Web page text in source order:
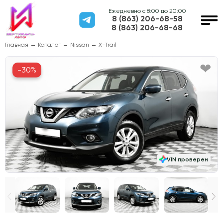
Ежедневно с 8:00 до 20:00
8 (863) 206-68-58
8 (863) 206-68-68
Главная Каталог Nissan X-Trail
VIN проверен
-30%